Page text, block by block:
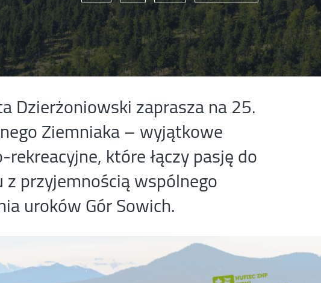
Dzierżoniowski zaprasza na 25.
Ziemniaka – wyjątkowe
które łączy pasję do
przyjemnością wspólnego
uroków Gór Sowich.